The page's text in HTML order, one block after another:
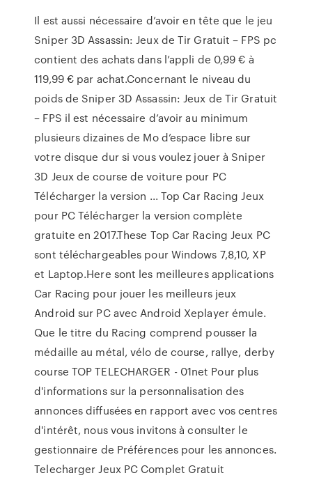
Il est aussi nécessaire d’avoir en tête que le jeu
Sniper 3D Assassin: Jeux de Tir Gratuit – FPS pc
contient des achats dans l’appli de 0,99 € à
119,99 € par achat.Concernant le niveau du
poids de Sniper 3D Assassin: Jeux de Tir Gratuit
– FPS il est nécessaire d’avoir au minimum
plusieurs dizaines de Mo d’espace libre sur
votre disque dur si vous voulez jouer à Sniper
3D Jeux de course de voiture pour PC
Télécharger la version ... Top Car Racing Jeux
pour PC Télécharger la version complète
gratuite en 2017.These Top Car Racing Jeux PC
sont téléchargeables pour Windows 7,8,10, XP
et Laptop.Here sont les meilleures applications
Car Racing pour jouer les meilleurs jeux
Android sur PC avec Android Xeplayer émule.
Que le titre du Racing comprend pousser la
médaille au métal, vélo de course, rallye, derby
course TOP TELECHARGER - 01net Pour plus
d'informations sur la personnalisation des
annonces diffusées en rapport avec vos centres
d'intérêt, nous vous invitons à consulter le
gestionnaire de Préférences pour les annonces.
Telecharger Jeux PC Complet Gratuit